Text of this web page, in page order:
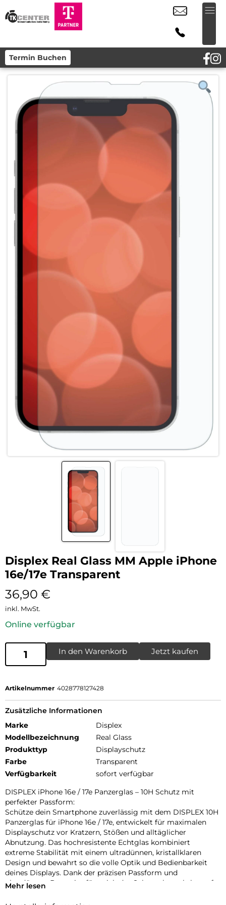
Termin Buchen
Displex Real Glass MM Apple iPhone
16e/17e Transparent
36,90 €
inkl. MwSt.
Online verfügbar
In den Warenkorb Jetzt kaufen
Artikelnummer 4028778127428
Zusätzliche Informationen
Marke
Displex
Modellbezeichnung
Real Glass
Produkttyp
Displayschutz
Farbe
Transparent
Verfügbarkeit
sofort verfügbar
DISPLEX iPhone 16e / 17e Panzerglas – 10H Schutz mit
perfekter Passform:
Schütze dein Smartphone zuverlässig mit dem DISPLEX 10H
Panzerglas für iPhone 16e / 17e, entwickelt für maximalen
Displayschutz vor Kratzern, Stößen und alltäglicher
Abnutzung. Das hochresistente Echtglas kombiniert
extreme Stabilität mit einem ultradünnen, kristallklaren
Design und bewahrt so die volle Optik und Bedienbarkeit
deines Displays. Dank der präzisen Passform und
ultradünnen Bauweise fügt sich das Schutzglas nahtlos auf
gängigen Handyhüllen. Mit dem EASY-ON MountMaster
Mehr lesen